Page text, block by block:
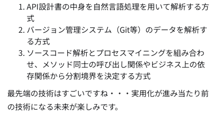
API設計書の中身を自然言語処理を用いて解析する方
式
バージョン管理システム（Git等）のデータを解析す
る方式
ソースコード解析とプロセスマイニングを組み合わ
せ、メソッド同士の呼び出し関係やビジネス上の依
存関係から分割境界を決定する方式
最先端の技術はすごいですね・・・実用化が進み当たり前
の技術になる未来が楽しみです。